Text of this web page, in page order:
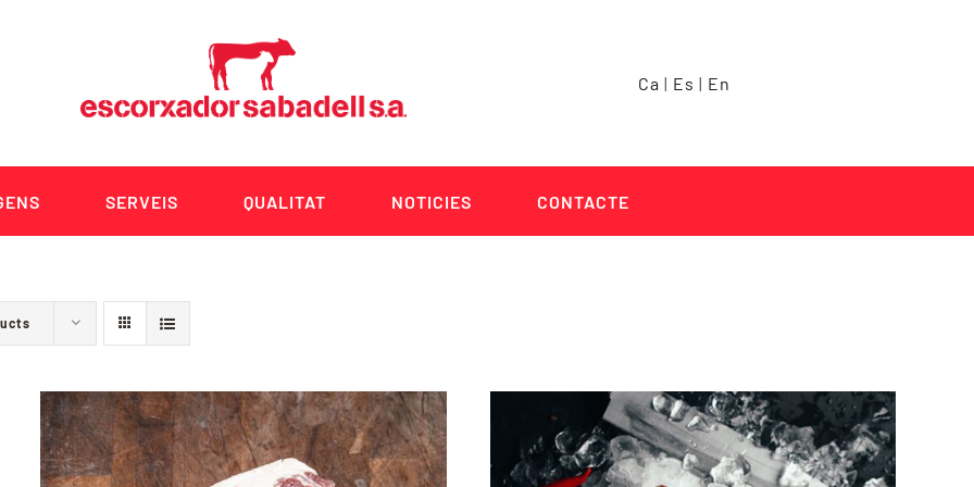
Ca | Es | En
SERVEIS QUALITAT NOTICIES CONTACTE